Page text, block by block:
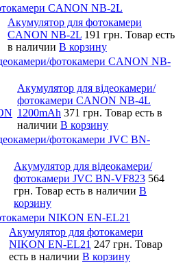
CANON NB-2L
Акумулятор для фотокамери
CANON NB-2L 191 грн. Товар есть
в наличии В корзину
фотокамери CANON NB-
Акумулятор для відеокамери/
фотокамери CANON NB-4L
1200mAh 371 грн. Товар есть в
наличии В корзину
фотокамери JVC BN-
Акумулятор для відеокамери/
фотокамери JVC BN-VF823 564
грн. Товар есть в наличии В
корзину
NIKON EN-EL21
Акумулятор для фотокамери
NIKON EN-EL21 247 грн. Товар
есть в наличии В корзину